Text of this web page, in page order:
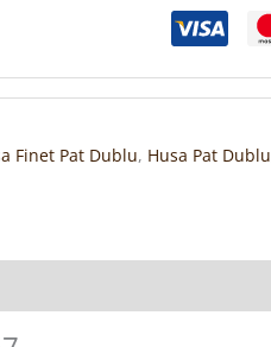
Finet Pat Dublu, Husa Pat Dublu